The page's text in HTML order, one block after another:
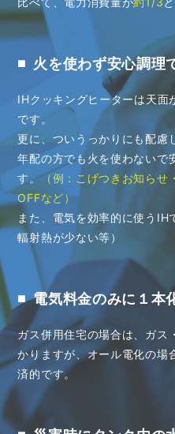
■ 火を使わず安心調理
IHクッキングヒーターは天面
です。
更に、ついうっかりにも配慮
年配の方でも火を使わないで
す。（例：こげつきお知らせ
OFFなど）
また、電気を効率的に使うIH
輻射熱が少ない等）
■ 電気料金のみに１本
ガス併用住宅の場合は、ガス
かりますが、オール電化の場
済的です。